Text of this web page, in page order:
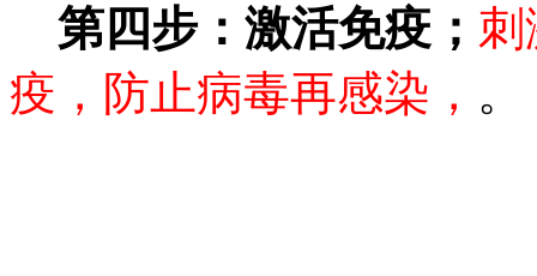
第四步：激活免疫； 刺
疫，防止病毒再感染， 。